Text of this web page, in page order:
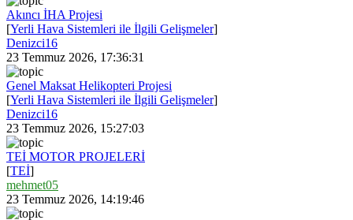
Akıncı İHA Projesi
[Yerli Hava Sistemleri ile İlgili Gelişmeler]
Denizci16
23 Temmuz 2026, 17:36:31
Genel Maksat Helikopteri Projesi
[Yerli Hava Sistemleri ile İlgili Gelişmeler]
Denizci16
23 Temmuz 2026, 15:27:03
TEİ MOTOR PROJELERİ
[TEİ]
mehmet05
23 Temmuz 2026, 14:19:46